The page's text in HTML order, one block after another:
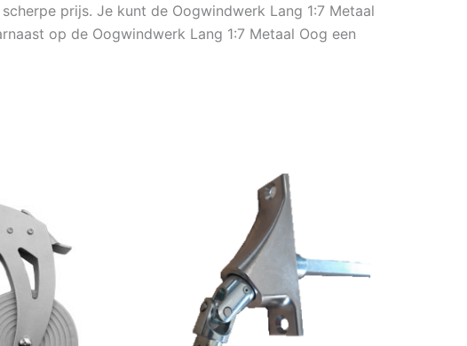
prijs. Je kunt de Oogwindwerk Lang 1:7 Metaal
op de Oogwindwerk Lang 1:7 Metaal Oog een